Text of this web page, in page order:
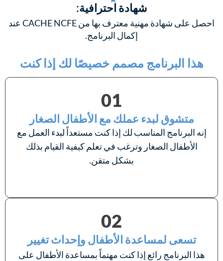
شهادة احترافية:
احصل على شهادة مهنية معترف بها من CACHE NCFE عند
إكمال البرنامج.
هذا البرنامج مصمم خصيصًا لك إذا كنت
01
متشوق لبدء عملك مع الأطفال الصغار
إنه البرنامج المناسب لك إذا كنت مستعداً لبدء العمل مع
الأطفال الصغار وترغب في تعلم كيفية القيام بذلك
بشكل متقن.
02
تسعى لمساعدة الأطفال وإحداث تغيير
هذا البرنامج رائع إذا كنت مهتماً بمساعدة الأطفال على